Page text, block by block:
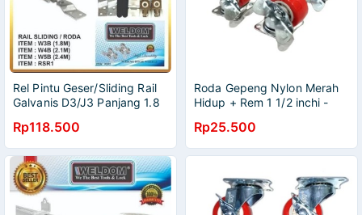
Rel Pintu Geser/Sliding Rail
Galvanis D3/J3 Panjang 1.8
Rp118.500
Roda Gepeng Nylon Merah
Hidup + Rem 1 1/2 inchi -
Rp25.500